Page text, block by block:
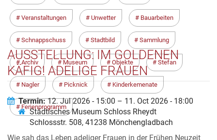
Veranstaltungen Unwetter Bauarbeiten
Schnappschuss Stadtbild Sammlung
Archiv Museum Objekte Stefan
Nagler Picknick Kinderkemenate
Ferienprogramm
AUSSTELLUNG: IM GOLDENEN
KÄFIG! ADELIGE FRAUEN
ZWISCHEN PFLICHT UND PRIVILEG
Termin:12. Jul 2026 - 15:00 – 11. Oct 2026 - 18:00
Städtisches Museum Schloss Rheydt
Schlossstr. 508, 41238 Mönchengladbach
Wie sah das Leben adeliger Frauen in der Frühen Neuzeit